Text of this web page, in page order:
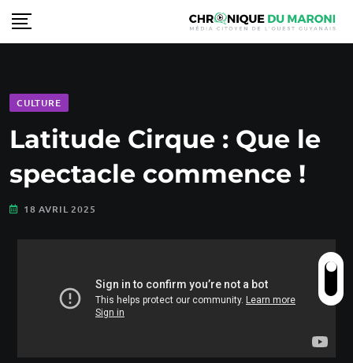
CULTURE
Latitude Cirque : Que le
spectacle commence !
18 AVRIL 2025